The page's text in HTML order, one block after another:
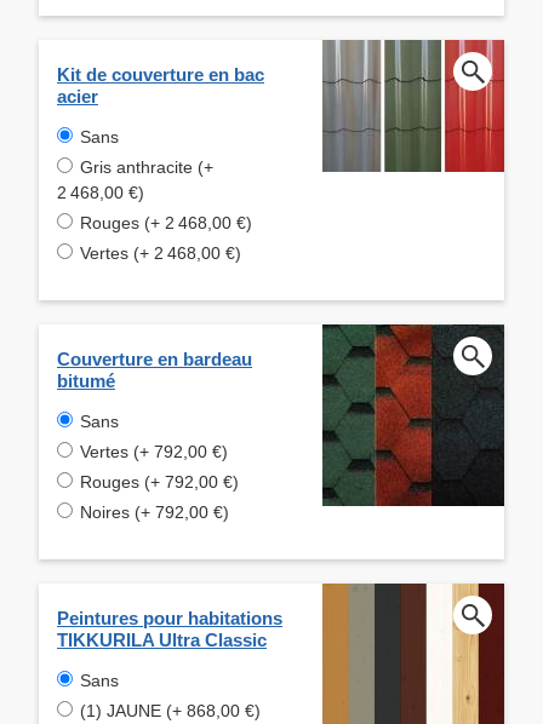
Kit de couverture en bac
acier
Sans
Gris anthracite (+
2 468,00 €)
Rouges (+ 2 468,00 €)
Vertes (+ 2 468,00 €)
Couverture en bardeau
bitumé
Sans
Vertes (+ 792,00 €)
Rouges (+ 792,00 €)
Noires (+ 792,00 €)
Peintures pour habitations
TIKKURILA Ultra Classic
Sans
(1) JAUNE (+ 868,00 €)